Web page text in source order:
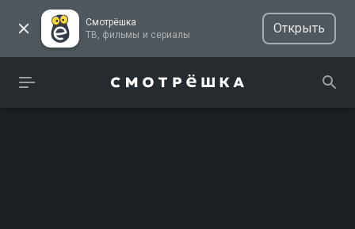
Смотрёшка
ТВ, фильмы и сериалы
Открыть